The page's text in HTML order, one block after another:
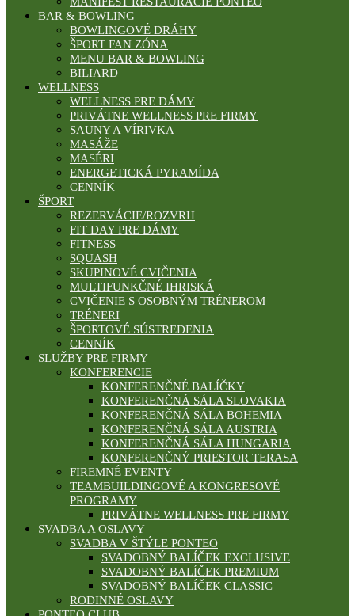
BAR & BOWLING
BOWLINGOVÉ DRÁHY
ŠPORT FAN ZÓNA
MENU BAR & BOWLING
BILIARD
WELLNESS
WELLNESS PRE DÁMY
PRIVÁTNE WELLNESS PRE FIRMY
SAUNY A VÍRIVKA
MASÁŽE
MASÉRI
ENERGETICKÁ PYRAMÍDA
CENNÍK
ŠPORT
REZERVÁCIE/ROZVRH
FIT DAY PRE DÁMY
FITNESS
SQUASH
SKUPINOVÉ CVIČENIA
MULTIFUNKČNÉ IHRISKÁ
CVIČENIE S OSOBNÝM TRÉNEROM
TRÉNERI
ŠPORTOVÉ SÚSTREDENIA
CENNÍK
SLUŽBY PRE FIRMY
KONFERENCIE
KONFERENČNÉ BALÍČKY
KONFERENČNÁ SÁLA SLOVAKIA
KONFERENČNÁ SÁLA BOHEMIA
KONFERENČNÁ SÁLA AUSTRIA
KONFERENČNÁ SÁLA HUNGARIA
KONFERENČNÝ PRIESTOR TERASA
FIREMNÉ EVENTY
TEAMBUILDINGOVÉ A KONGRESOVÉ
PROGRAMY
PRIVÁTNE WELLNESS PRE FIRMY
SVADBA A OSLAVY
SVADBA V ŠTÝLE PONTEO
SVADOBNÝ BALÍČEK EXCLUSIVE
SVADOBNÝ BALÍČEK PREMIUM
SVADOBNÝ BALÍČEK CLASSIC
RODINNÉ OSLAVY